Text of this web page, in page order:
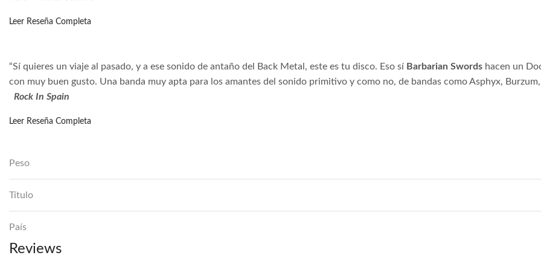
Leer Reseña Completa
“Sí quieres un viaje al pasado, y a ese sonido de antaño del Back Metal, este es tu disco. Eso sí Barbarian Swords hacen un
con muy buen gusto. Una banda muy apta para los amantes del sonido primitivo y como no, de bandas como Asphyx,
Rock In Spain
Leer Reseña Completa
Peso
Título
País
Reviews